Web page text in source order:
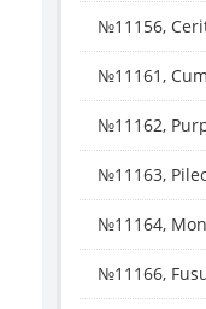
№11156,
№11161,
№11162,
№11163,
№11164,
№11166,